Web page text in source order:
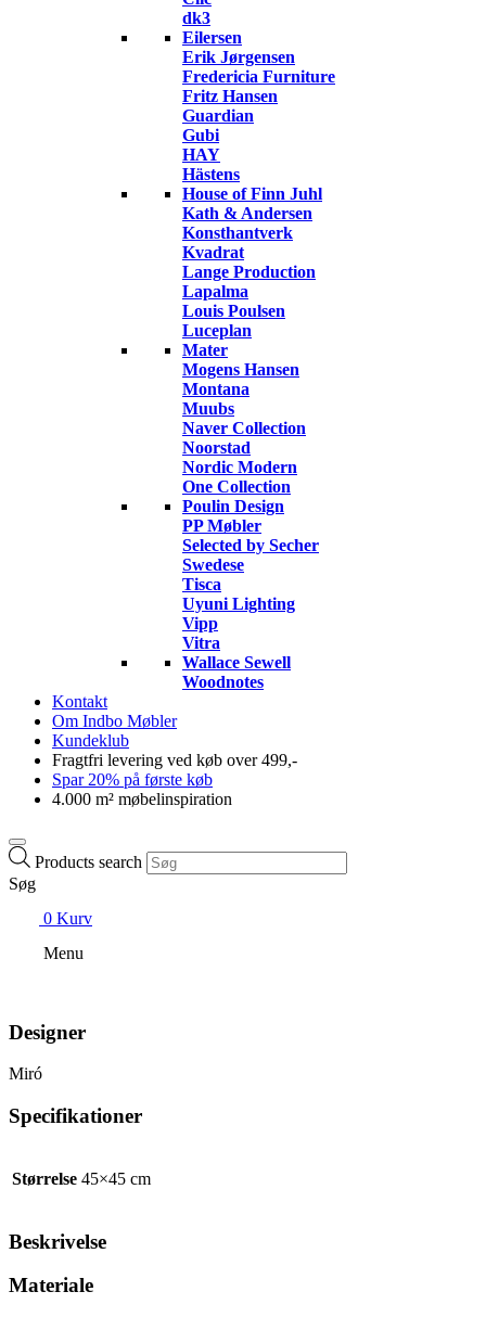
dk3
Eilersen
Erik Jørgensen
Fredericia Furniture
Fritz Hansen
Guardian
Gubi
HAY
Hästens
House of Finn Juhl
Kath & Andersen
Konsthantverk
Kvadrat
Lange Production
Lapalma
Louis Poulsen
Luceplan
Mater
Mogens Hansen
Montana
Muubs
Naver Collection
Noorstad
Nordic Modern
One Collection
Poulin Design
PP Møbler
Selected by Secher
Swedese
Tisca
Uyuni Lighting
Vipp
Vitra
Wallace Sewell
Woodnotes
Kontakt
Om Indbo Møbler
Kundeklub
Fragtfri levering ved køb over 499,-
Spar 20% på første køb
4.000 m² møbelinspiration
Products search
Søg
0 Kurv
Menu
Designer
Miró
Specifikationer
Størrelse 45×45 cm
Beskrivelse
Materiale